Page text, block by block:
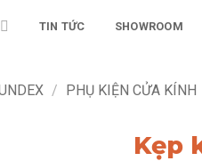
TIN TỨC SHOWROOM
/ PHỤ KIỆN CỬA KÍNH
Kẹp